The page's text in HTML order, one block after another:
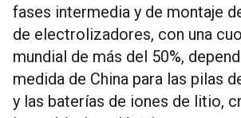
fases intermedia y de montaje
de electrolizadores, con una
mundial de más del 50%,
medida de China para las pilas
y las baterías de iones de litio,